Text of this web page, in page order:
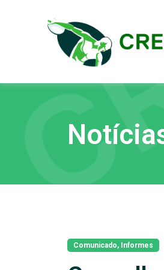
Comunicado, Informes